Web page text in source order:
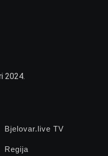
2024.
Bjelovar.live TV
Regija